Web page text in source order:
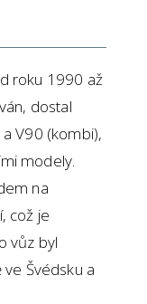
roku 1990 až
dostal
V90 (kombi),
modely.
na
což je
vůz byl
Švédsku a